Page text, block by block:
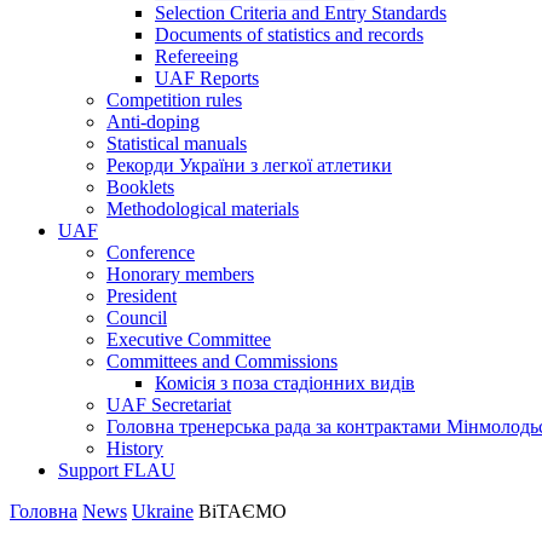
Selection Criteria and Entry Standards
Documents of statistics and records
Refereeing
UAF Reports
Competition rules
Anti-doping
Statistical manuals
Рекорди України з легкої атлетики
Booklets
Methodological materials
UAF
Conference
Honorary members
President
Council
Executive Committee
Committees and Commissions
Комісія з поза стадіонних видів
UAF Secretariat
Головна тренерська рада за контрактами
History
Support FLAU
Головна News Ukraine ВiТАЄМО